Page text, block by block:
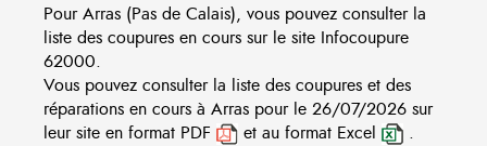
Pour Arras (Pas de Calais), vous pouvez consulter la
liste des coupures en cours sur le site Infocoupure
62000.
Vous pouvez consulter la liste des coupures et des
réparations en cours à Arras pour le 26/07/2026 sur
leur site en format PDF
et au format Excel .